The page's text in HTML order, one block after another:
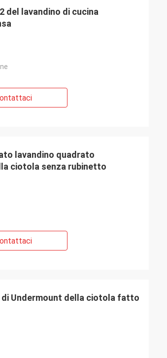
del lavandino di cucina
lavandino quadrato
ciotola senza rubinetto
di Undermount della ciotola fatto